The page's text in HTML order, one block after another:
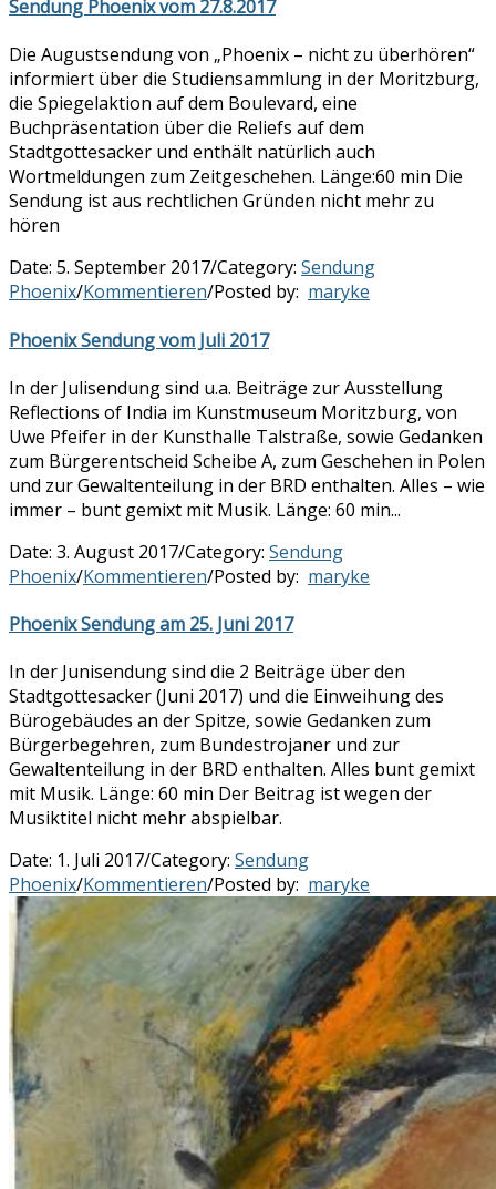
Sendung Phoenix vom 27.8.2017
Die Augustsendung von „Phoenix – nicht zu überhören“
informiert über die Studiensammlung in der Moritzburg,
die Spiegelaktion auf dem Boulevard, eine
Buchpräsentation über die Reliefs auf dem
Stadtgottesacker und enthält natürlich auch
Wortmeldungen zum Zeitgeschehen. Länge:60 min Die
Sendung ist aus rechtlichen Gründen nicht mehr zu
hören
Date: 5. September 2017/Category: Sendung
Phoenix/Kommentieren/Posted by: maryke
Phoenix Sendung vom Juli 2017
In der Julisendung sind u.a. Beiträge zur Ausstellung
Reflections of India im Kunstmuseum Moritzburg, von
Uwe Pfeifer in der Kunsthalle Talstraße, sowie Gedanken
zum Bürgerentscheid Scheibe A, zum Geschehen in Polen
und zur Gewaltenteilung in der BRD enthalten. Alles – wie
immer – bunt gemixt mit Musik. Länge: 60 min...
Date: 3. August 2017/Category: Sendung
Phoenix/Kommentieren/Posted by: maryke
Phoenix Sendung am 25. Juni 2017
In der Junisendung sind die 2 Beiträge über den
Stadtgottesacker (Juni 2017) und die Einweihung des
Bürogebäudes an der Spitze, sowie Gedanken zum
Bürgerbegehren, zum Bundestrojaner und zur
Gewaltenteilung in der BRD enthalten. Alles bunt gemixt
mit Musik. Länge: 60 min Der Beitrag ist wegen der
Musiktitel nicht mehr abspielbar.
Date: 1. Juli 2017/Category: Sendung
Phoenix/Kommentieren/Posted by: maryke